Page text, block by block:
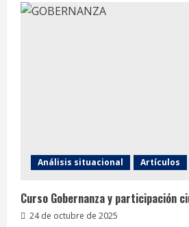
Análisis situacional Artículos
Curso Gobernanza y participación
24 de octubre de 2025